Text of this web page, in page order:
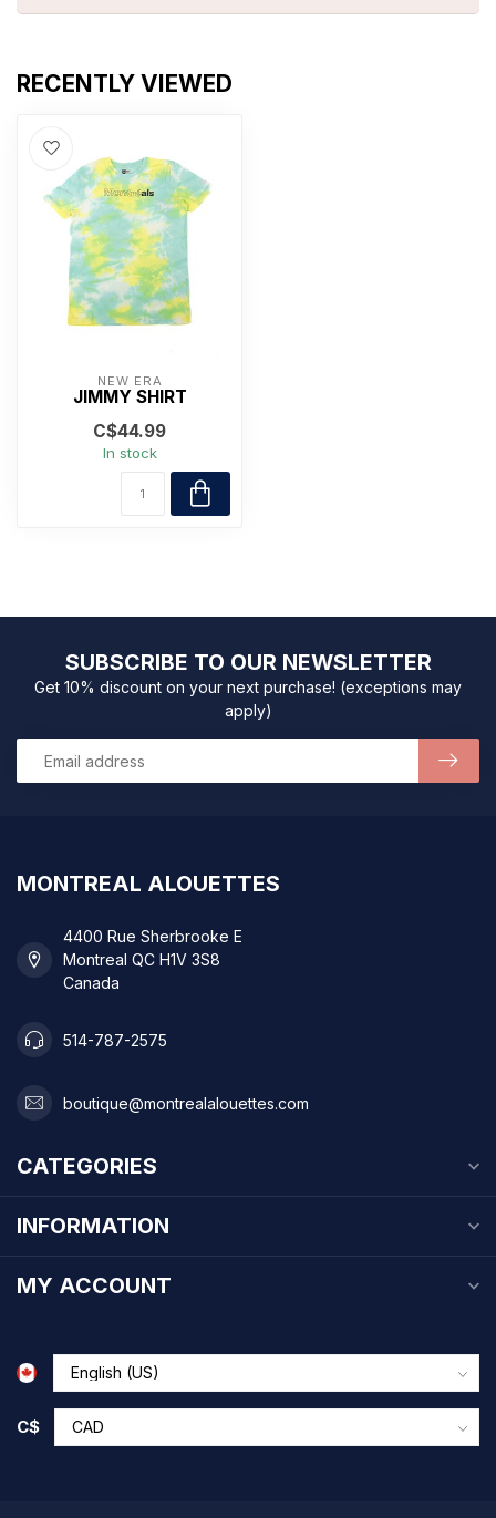
RECENTLY VIEWED
NEW ERA
JIMMY SHIRT
C$44.99
In stock
SUBSCRIBE TO OUR NEWSLETTER
Get 10% discount on your next purchase! (exceptions may
apply)
MONTREAL ALOUETTES
4400 Rue Sherbrooke E
Montreal QC H1V 3S8
Canada
514-787-2575
boutique@montrealalouettes.com
CATEGORIES
INFORMATION
MY ACCOUNT
C$